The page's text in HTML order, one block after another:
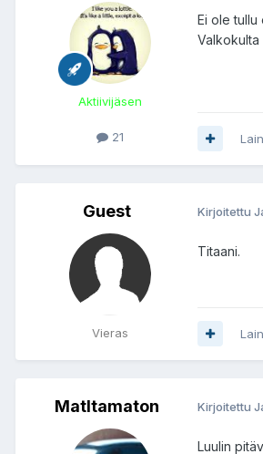
Aktiivijäsen
21
Ei ole
Valkokulta
Guest
Vieras
Kirjoitettu
Titaani.
Matltamaton Kirjoitettu
Luulin